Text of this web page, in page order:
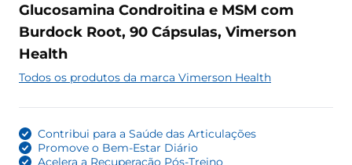
Glucosamina Condroitina e MSM com
Burdock Root, 90 Cápsulas, Vimerson
Health
Todos os produtos da marca Vimerson Health
Contribui para a Saúde das Articulações
Promove o Bem-Estar Diário
Acelera a Recuperação Pós-Treino